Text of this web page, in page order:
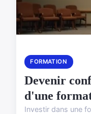
FORMATION
Devenir
d'une
Investir dans une